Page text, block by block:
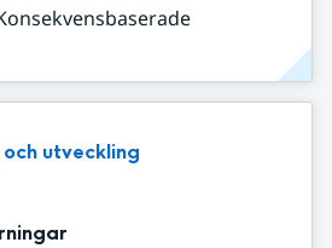
utveckling